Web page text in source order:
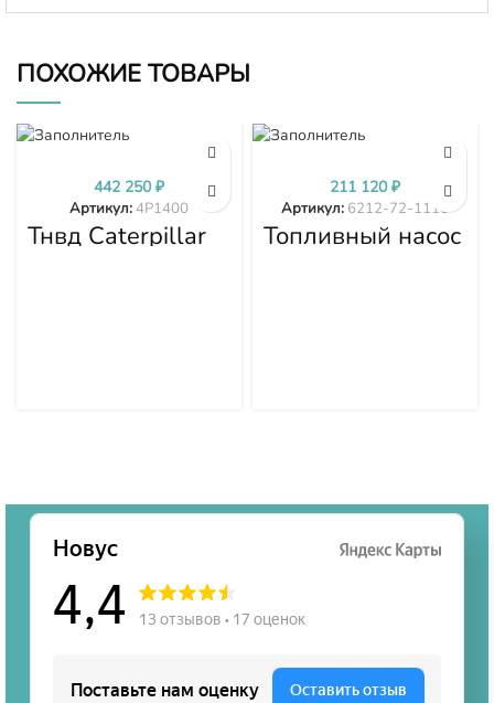
ПОХОЖИЕ ТОВАРЫ
Тнвд Caterpillar
4P1400
Артикул:4P1400
442 250₽
Топливный насос
высокого
Артикул: 6212-72-1110
211 120₽